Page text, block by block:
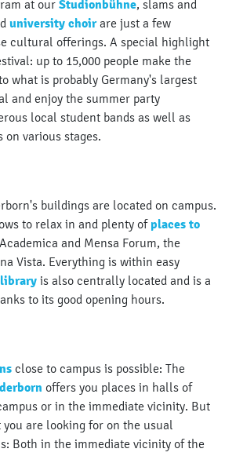
at our Studionbühne, slams and
university choirare just a few
cultural offerings. A special highlight
up to 15,000 people make the
what is probably Germany's largest
and enjoy the summer party
local student bands as well as
various stages.
buildings are located on campus.
to relax in and plenty of places to
and Mensa Forum, the
Vista. Everything is within easy
library is also centrally located and is a
to its good opening hours.
close to campus is possible: The
offers you places in halls of
or in the immediate vicinity. But
are looking for on the usual
Both in the immediate vicinity of the